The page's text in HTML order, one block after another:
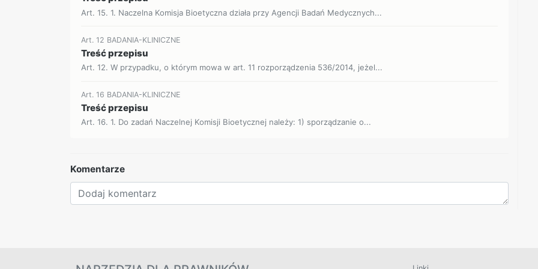
Art. 15. 1. Naczelna Komisja Bioetyczna działa przy Agencji Badań Medycznych...
Art. 12 BADANIA-KLINICZNE
Treść przepisu
Art. 12. W przypadku, o którym mowa w art. 11 rozporządzenia 536/2014, jeżel...
Art. 16 BADANIA-KLINICZNE
Treść przepisu
Art. 16. 1. Do zadań Naczelnej Komisji Bioetycznej należy: 1) sporządzanie o...
Komentarze